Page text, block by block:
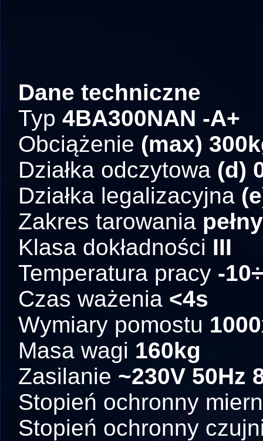
Dane techniczne
Typ 4BA300NAN -A+
Obciążenie (max)
Działka odczytowa (d)
Działka legalizacyjna
Zakres tarowania pełny
Klasa dokładności III
Temperatura pracy -
Czas ważenia <4s
Wymiary pomostu
Masa wagi 160kg
Zasilanie ~230V 50Hz
Stopień ochronny
Stopień ochronny